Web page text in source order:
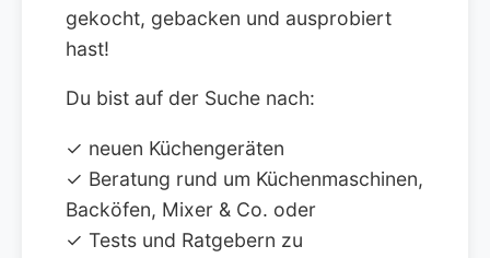
gekocht, gebacken und ausprobiert
hast!
Du bist auf der Suche nach:
✓ neuen Küchengeräten
✓ Beratung rund um Küchenmaschinen,
Backöfen, Mixer & Co. oder
✓ Tests und Ratgebern zu